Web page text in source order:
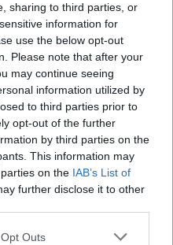
sharing to third parties, or
information for
use the below opt-out
Please note that after your
may continue seeing
information utilized by
to third parties prior to
opt-out of the further
by third parties on the
This information may
on the IAB’s List of
further disclose it to other
uses one or more Google
Outs
βαναυσότητα τη
με δύναμη και την
να την
της τι
και ο δράστης
επιχείρησε να
για να μην
η τραυματισμένη
Ρίου , όπου